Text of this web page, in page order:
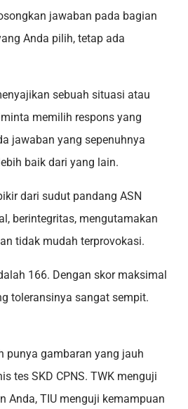
jawaban pada bagian
Anda pilih, tetap ada
sebuah situasi atau
memilih respons yang
jawaban yang sepenuhnya
baik dari yang lain.
dari sudut pandang ASN
berintegritas, mengutamakan
tidak mudah terprovokasi.
166. Dengan skor maksimal
toleransinya sangat sempit.
punya gambaran yang jauh
tes SKD CPNS. TWK menguji
Anda, TIU menguji kemampuan